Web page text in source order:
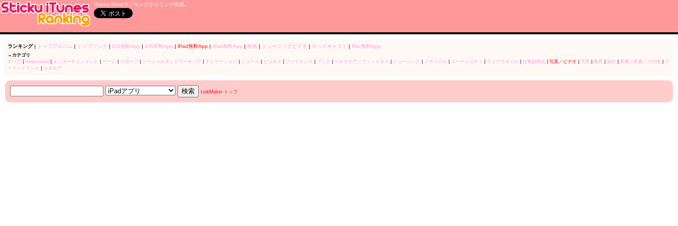
iTunes Storeランキングからリンク作成。
ランキング| トップアルバム | トップソング| iOS無料App | iOS有料App | iPad無料App| iPad有料App | 映画| ミュージックビデオ | ポッドキャスト | Mac無料App
→カテゴリ
すべて
Newsstand エンターテインメント ゲーム スポーツ ソーシャルネットワーキング| ナビゲーション ニュース ビジネス ファイナンス ブック ヘルスケア／フィットネス ミュージック メディカル| ユーティリティ ライフスタイル| 仕事効率化| 写真／ビデオ 天気| 教育| 旅行| 辞書／辞典／その他|
フ
ード／ドリンク
カタログ
LinkMaker トップ